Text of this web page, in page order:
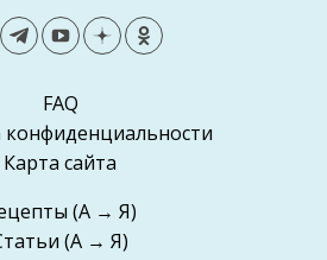
FAQ
конфиденциальности
Карта сайта
(А → Я)
(А → Я)